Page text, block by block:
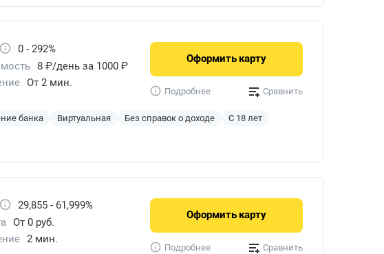
0 - 292%
8 ₽/день за 1000 ₽
От 2 мин.
банка Виртуальная Без справок о доходе
С 18 лет
Оформить карту
Подробнее Сравнить
29,855 - 61,999%
От 0 руб.
2 мин.
Оформить карту
Подробнее Сравнить